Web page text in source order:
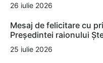
26 iulie 2026
Mesaj de felicitare cu
Președintei raionului
25 iulie 2026